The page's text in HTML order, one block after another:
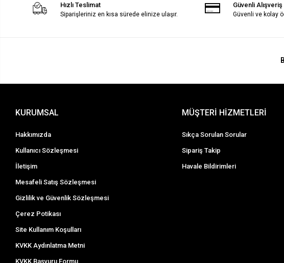
Hızlı Teslimat
Siparişleriniz en kısa sürede elinize ulaşır.
Güvenli Alışveriş
Güvenli ve kolay
KURUMSAL
Hakkımızda
Kullanıcı Sözleşmesi
İletişim
Mesafeli Satış Sözleşmesi
Gizlilik ve Güvenlik Sözleşmesi
Çerez Potikası
Site Kullanım Koşulları
KVKK Aydınlatma Metni
KVKK Başvuru Formu
MÜŞTERİ HİZMETLERİ
Sıkça Sorulan Sorular
Sipariş Takip
Havale Bildirimleri